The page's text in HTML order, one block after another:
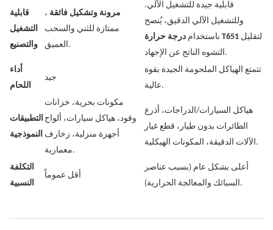
قابلية
التشغيل
والتصنيع
مرونة وتشكيل فائقة ،
ممتازة للثني والسحب
العميق.
قابلية جيدة للتشغيل الآلي.
وللتشغيل الآلي الدقيق، يُنصح
باستخدام درجة حرارة T651
التشوه الناتج عن الإجهاد.
أداء
اللحام
جيد
تتمتع الهياكل الملحومة الجيدة بقوة
عالية.
التطبيقات
النموذجية
مكونات بحرية، خزانات
وقود، هياكل سيارات، ألواح
أجهزة منزلية، زخارف
معمارية.
هياكل السيارات/الدراجات، أذرع
الطائرات بدون طيار، قطع غيار
الآلات الدقيقة، المكونات الهيكلية.
التكلفة
النسبية
أقل عموماً
أعلى بشكل عام (بسبب عناصر
السبائك والمعالجة الحرارية).